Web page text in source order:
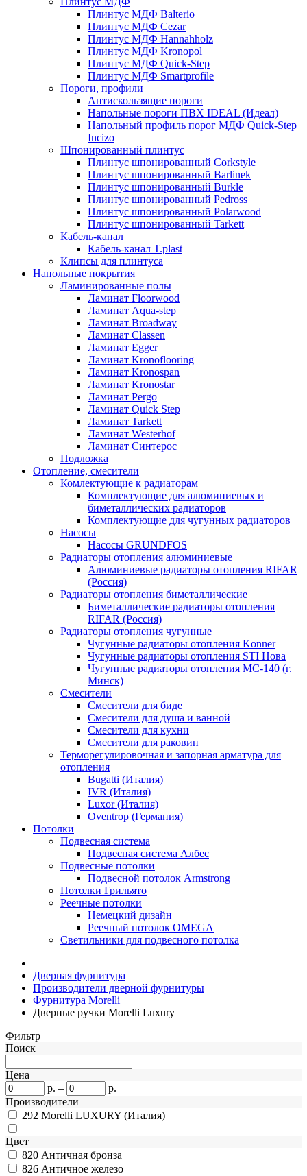
Плинтус МДФ Balterio
Плинтус МДФ Cezar
Плинтус МДФ Hannahholz
Плинтус МДФ Kronopol
Плинтус МДФ Quick-Step
Плинтус МДФ Smartprofile
Пороги, профили
Антискользящие пороги
Напольные пороги ПВХ IDEAL (Идеал)
Напольный профиль порог МДФ Quick-Step
Incizo
Шпонированный плинтус
Плинтус шпонированный Corkstyle
Плинтус шпонированный Barlinek
Плинтус шпонированный Burkle
Плинтус шпонированный Pedross
Плинтус шпонированный Polarwood
Плинтус шпонированный Tarkett
Кабель-канал
Кабель-канал T.plast
Клипсы для плинтуса
Напольные покрытия
Ламинированные полы
Ламинат Floorwood
Ламинат Aqua-step
Ламинат Broadway
Ламинат Classen
Ламинат Egger
Ламинат Kronoflooring
Ламинат Kronospan
Ламинат Kronostar
Ламинат Pergo
Ламинат Quick Step
Ламинат Tarkett
Ламинат Westerhof
Ламинат Синтерос
Подложка
Отопление, смесители
Комлектующие к радиаторам
Комплектующие для алюминиевых и
биметаллических радиаторов
Комплектующие для чугунных радиаторов
Насосы
Насосы GRUNDFOS
Радиаторы отопления алюминиевые
Алюминиевые радиаторы отопления RIFAR
(Россия)
Радиаторы отопления биметаллические
Биметаллические радиаторы отопления
RIFAR (Россия)
Радиаторы отопления чугунные
Чугунные радиаторы отопления Konner
Чугунные радиаторы отопления STI Нова
Чугунные радиаторы отопления МС-140 (г.
Минск)
Смесители
Смесители для биде
Смесители для душа и ванной
Смесители для кухни
Смесители для раковин
Терморегулировочная и запорная арматура для
отопления
Bugatti (Италия)
IVR (Италия)
Luxor (Италия)
Oventrop (Германия)
Потолки
Подвесная система
Подвесная система Албес
Подвесные потолки
Подвесной потолок Armstrong
Потолки Грильято
Реечные потолки
Немецкий дизайн
Реечный потолок OMEGA
Светильники для подвесного потолка
Дверная фурнитура
Производители дверной фурнитуры
Фурнитура Morelli
Дверные ручки Morelli Luxury
Фильтр
Поиск
Цена
р. –
р.
Производители
292 Morelli LUXURY (Италия)
Цвет
820 Античная бронза
826 Античное железо